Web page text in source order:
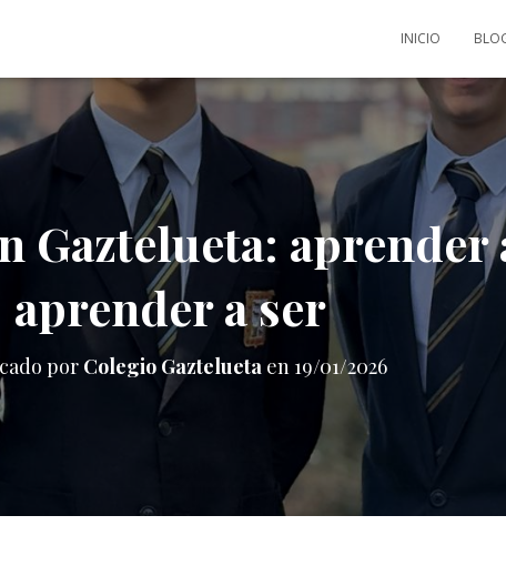
INICIO
Gaztelueta: aprender
aprender a ser
por Colegio Gaztelueta en 19/01/2026